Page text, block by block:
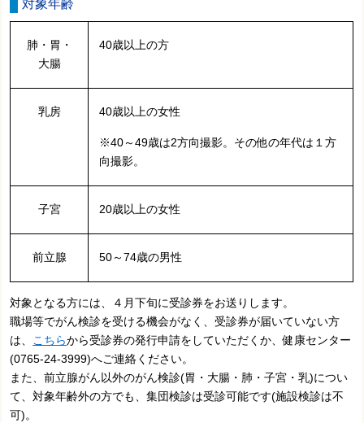
対象年齢
肺・胃・
大腸
40歳以上の方
乳房 40歳以上の女性
※40～49歳は2方向撮影。その他の年代は１方
向撮影。
子宮 20歳以上の女性
前立腺 50～74歳の男性
対象となる方には、４月下旬に受診券をお送りします。
職場等でがん検診を受ける機会がなく、受診券が届いていない方
は、 こちらから受診券の発行申請をしていただくか、健康センター
(0765-24-3999)へご連絡ください。
また、前立腺がん以外のがん検診(胃・大腸・肺・子宮・乳)につい
て、対象年齢外の方でも、集団検診は受診可能です(施設検診は不
可)。